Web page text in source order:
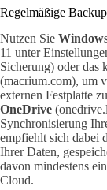
Regelmäßige
Nutzen Sie
11 unter
Sicherung) oder das
(macrium.com), um
externen Festplatte
OneDrive
Synchronisierung
empfiehlt sich dabei
Ihrer Daten,
davon mindestens
Cloud.